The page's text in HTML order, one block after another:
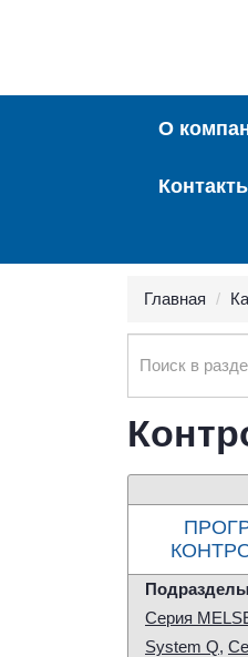
О
Главная
Серия
System Q,